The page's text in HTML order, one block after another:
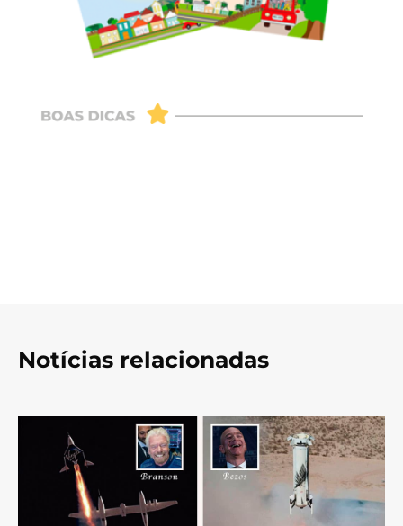
Notícias relacionadas